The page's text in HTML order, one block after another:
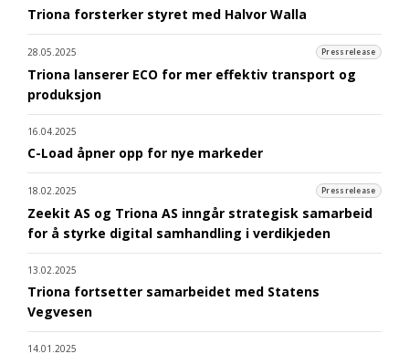
Triona forsterker styret med Halvor Walla
28.05.2025 Pressrelease
Triona lanserer ECO for mer effektiv transport og
produksjon
16.04.2025
C-Load åpner opp for nye markeder
18.02.2025 Pressrelease
Zeekit AS og Triona AS inngår strategisk samarbeid
for å styrke digital samhandling i verdikjeden
13.02.2025
Triona fortsetter samarbeidet med Statens
Vegvesen
14.01.2025